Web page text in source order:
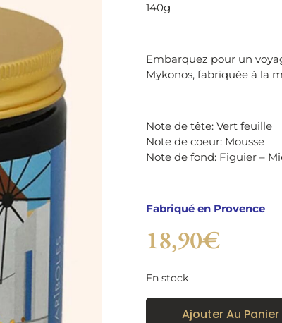
140g
Embarquez pour un
Mykonos, fabriquée à la
Note de tête: Vert feuille
Note de coeur: Mousse
Note de fond: Figuier –
Fabriqué en Provence
18,90€
En stock
Ajouter Au Panier